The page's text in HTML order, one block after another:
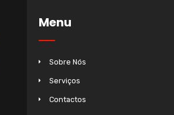
Menu
Sobre Nós
Serviços
Contactos